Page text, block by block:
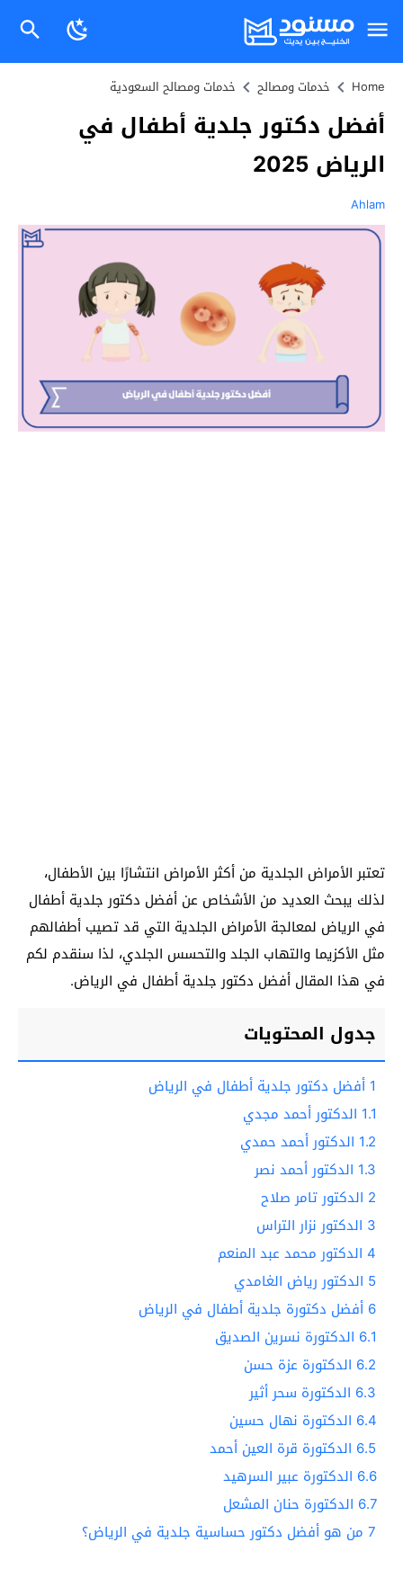
Home خدمات ومصالح خدمات ومصالح السعودية
أفضل دكتور جلدية أطفال في
الرياض 2025
Ahlam
تعتبر الأمراض الجلدية من أكثر الأمراض انتشارًا بين الأطفال،
لذلك يبحث العديد من الأشخاص عن أفضل دكتور جلدية أطفال
في الرياض لمعالجة الأمراض الجلدية التي قد تصيب أطفالهم
مثل الأكزيما والتهاب الجلد والتحسس الجلدي، لذا سنقدم لكم
في هذا المقال أفضل دكتور جلدية أطفال في الرياض.
جدول المحتويات
1 أفضل دكتور جلدية أطفال في الرياض
1.1 الدكتور أحمد مجدي
1.2 الدكتور أحمد حمدي
1.3 الدكتور أحمد نصر
2 الدكتور تامر صلاح
3 الدكتور نزار التراس
4 الدكتور محمد عبد المنعم
5 الدكتور رياض الغامدي
6 أفضل دكتورة جلدية أطفال في الرياض
6.1 الدكتورة نسرين الصديق
6.2 الدكتورة عزة حسن
6.3 الدكتورة سحر أثير
6.4 الدكتورة نهال حسين
6.5 الدكتورة قرة العين أحمد
6.6 الدكتورة عبير السرهيد
6.7 الدكتورة حنان المشعل
7 من هو أفضل دكتور حساسية جلدية في الرياض؟